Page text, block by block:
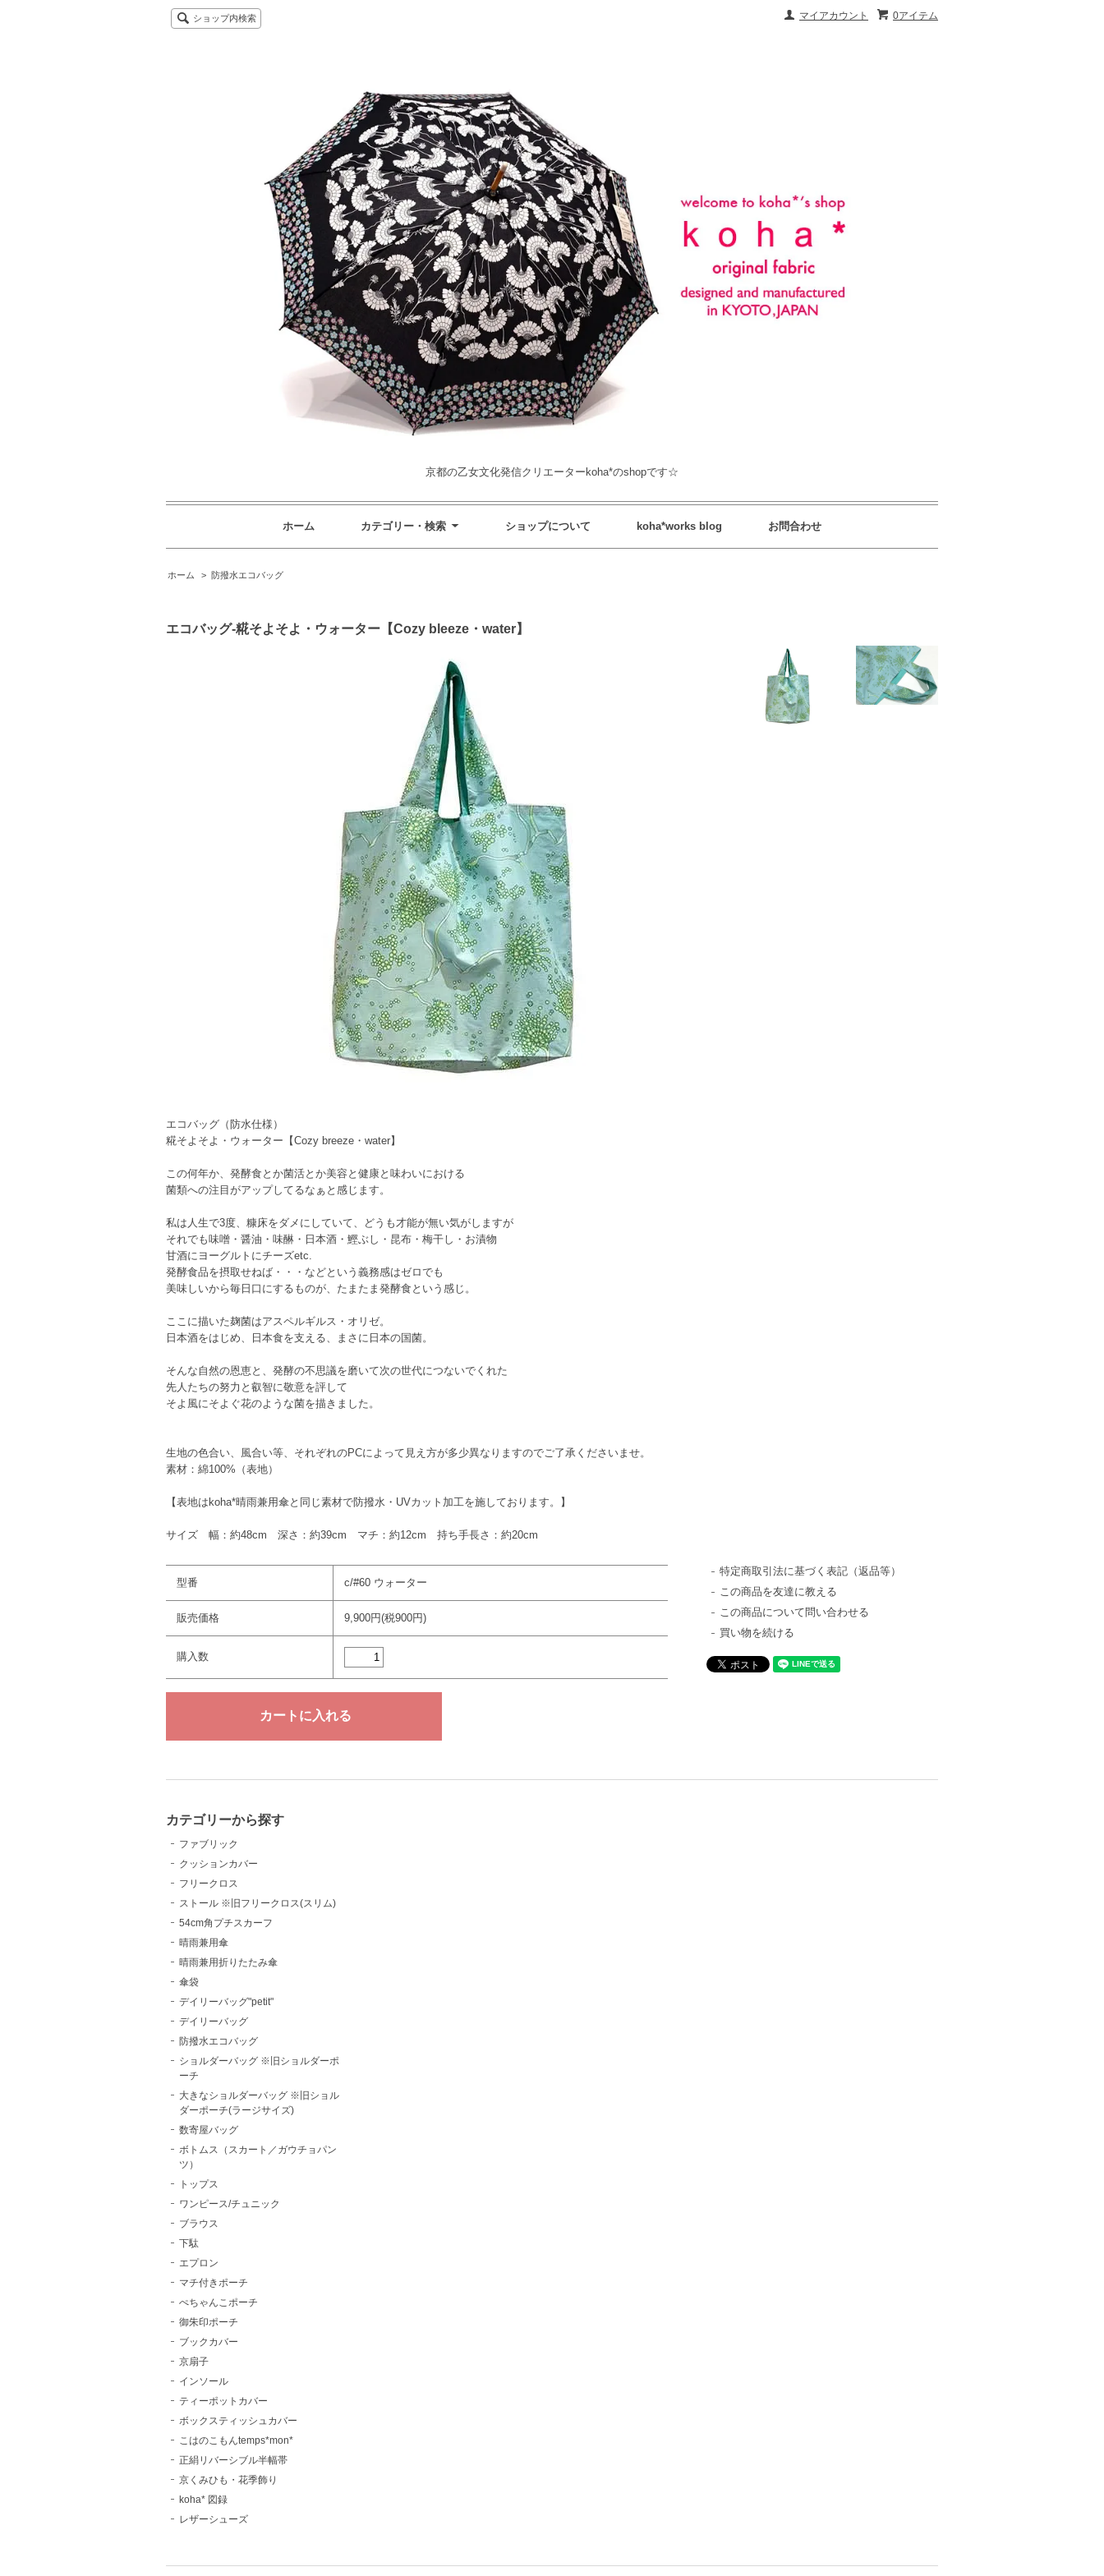
0アイテム
マイアカウント
ショップ内検索
京都の乙女文化発信クリエーターkoha*のshopです☆
ホーム カテゴリー・検索 ショップについて koha*works blog お問合わせ
ホーム > 防撥水エコバッグ
エコバッグ-糀そよそよ・ウォーター【Cozy bleeze・water】
エコバッグ（防水仕様）
糀そよそよ・ウォーター【Cozy breeze・water】
この何年か、発酵食とか菌活とか美容と健康と味わいにおける
菌類への注目がアップしてるなぁと感じます。
私は人生で3度、糠床をダメにしていて、どうも才能が無い気がしますが
それでも味噌・醤油・味醂・日本酒・鰹ぶし・昆布・梅干し・お漬物
甘酒にヨーグルトにチーズetc.
発酵食品を摂取せねば・・・などという義務感はゼロでも
美味しいから毎日口にするものが、たまたま発酵食という感じ。
ここに描いた麹菌はアスペルギルス・オリゼ。
日本酒をはじめ、日本食を支える、まさに日本の国菌。
そんな自然の恩恵と、発酵の不思議を磨いて次の世代につないでくれた
先人たちの努力と叡智に敬意を評して
そよ風にそよぐ花のような菌を描きました。
生地の色合い、風合い等、それぞれのPCによって見え方が多少異なりますのでご了承くださいませ。
素材：綿100%（表地）
【表地はkoha*晴雨兼用傘と同じ素材で防撥水・UVカット加工を施しております。】
サイズ 幅：約48cm 深さ：約39cm マチ：約12cm 持ち手長さ：約20cm
型番 c/#60 ウォーター
販売価格 9,900円(税900円)
購入数
特定商取引法に基づく表記（返品等）
この商品を友達に教える
この商品について問い合わせる
買い物を続ける
カテゴリーから探す
ファブリック
クッションカバー
フリークロス
ストール ※旧フリークロス(スリム)
54cm角プチスカーフ
晴雨兼用傘
晴雨兼用折りたたみ傘
傘袋
デイリーバッグ"petit"
デイリーバッグ
防撥水エコバッグ
ショルダーバッグ ※旧ショルダーポ
ーチ
大きなショルダーバッグ ※旧ショル
ダーポーチ(ラージサイズ)
数寄屋バッグ
ボトムス（スカート／ガウチョパン
ツ）
トップス
ワンピース/チュニック
ブラウス
下駄
エプロン
マチ付きポーチ
ぺちゃんこポーチ
御朱印ポーチ
ブックカバー
京扇子
インソール
ティーポットカバー
ボックスティッシュカバー
こはのこもんtemps*mon*
正絹リバーシブル半幅帯
京くみひも・花季飾り
koha* 図録
レザーシューズ